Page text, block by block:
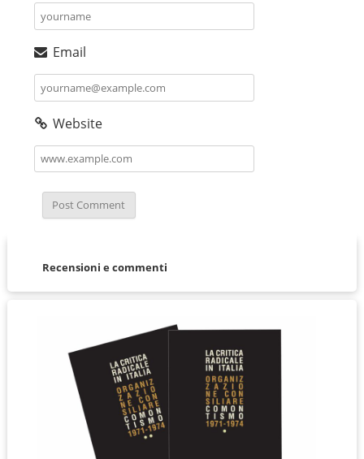
Email
Website
Recensioni e commenti